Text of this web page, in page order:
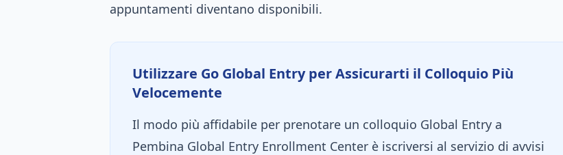
appuntamenti diventano disponibili.
Utilizzare Go Global Entry per Assicurarti il Colloquio Più
Velocemente
Il modo più affidabile per prenotare un colloquio Global Entry a
Pembina Global Entry Enrollment Center è iscriversi al servizio di avvisi